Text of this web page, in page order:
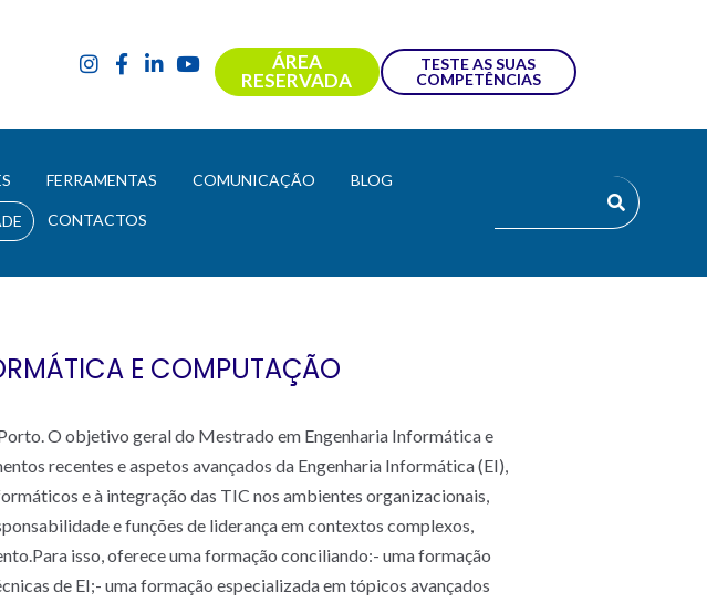
ÁREA
RESERVADA
TESTE AS SUAS
COMPETÊNCIAS
FERRAMENTAS COMUNICAÇÃO BLOG
CONTACTOS
E COMPUTAÇÃO
O objetivo geral do Mestrado em Engenharia Informática e
recentes e aspetos avançados da Engenharia Informática (EI),
e à integração das TIC nos ambientes organizacionais,
e funções de liderança em contextos complexos,
isso, oferece uma formação conciliando:- uma formação
de EI;- uma formação especializada em tópicos avançados